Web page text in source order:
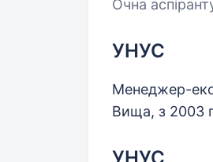
Очна
УНУС
Менеджер-
Вища, з 2003